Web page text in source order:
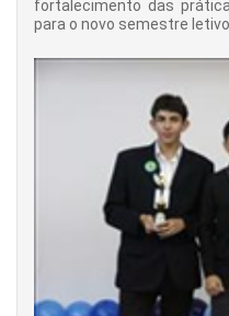
fortalecimento das
para o novo semestre letivo